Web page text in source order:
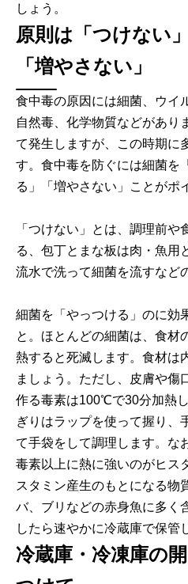
しょう。
原則は「つけない
「増やさない」
食中毒の原因には細菌、ウイ
自然毒、化学物質などがあり
て発生しますが、この時期に
す。食中毒を防ぐには細菌を
る」「増やさない」ことがポ
「つけない」とは、調理前
る、包丁とまな板は肉・魚用
流水で洗って細菌を流すなど
細菌を「やっつける」のに効
と。ほとんどの細菌は、食
熱すると死滅します。食材は
ましょう。ただし、皮膚や傷
作る毒素は100℃で30分加熱
ぎりはラップを使って握り、
て手袋をして調理します。な
毒素以上に熱に強いのがヒス
スタミン産生のもとになる物
バ、ブリなどの赤身魚に多く
したら速やかに冷蔵庫で保管
冷蔵庫・冷凍庫の